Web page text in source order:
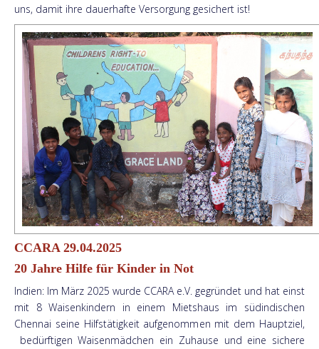
uns, damit ihre dauerhafte Versorgung gesichert ist!
CCARA 29.04.2025
20 Jahre Hilfe für Kinder in Not
Indien: Im März 2025 wurde CCARA e.V. gegründet und hat einst
mit 8 Waisenkindern in einem Mietshaus im südindischen
Chennai seine Hilfstätigkeit aufgenommen mit dem Hauptziel,
bedürftigen Waisenmädchen ein Zuhause und eine sichere